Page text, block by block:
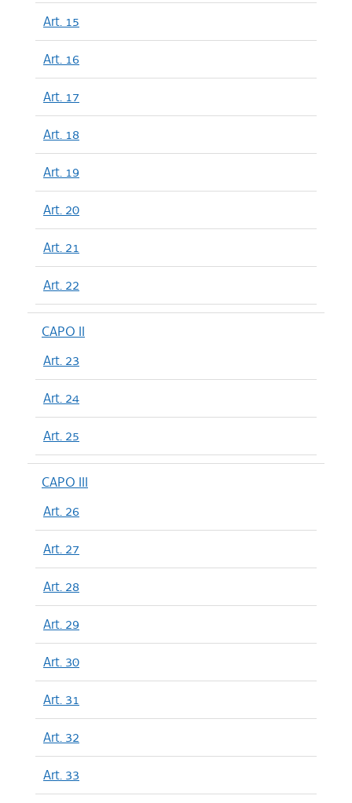
Art. 15
Art. 16
Art. 17
Art. 18
Art. 19
Art. 20
Art. 21
Art. 22
CAPO II
Art. 23
Art. 24
Art. 25
CAPO III
Art. 26
Art. 27
Art. 28
Art. 29
Art. 30
Art. 31
Art. 32
Art. 33